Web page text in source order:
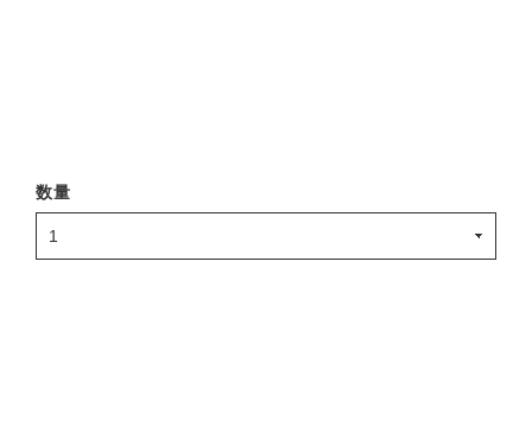
数量